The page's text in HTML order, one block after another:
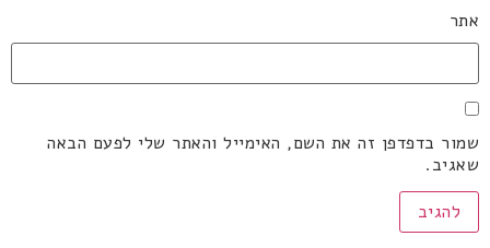
אתר
שמור בדפדפן זה את השם, האימייל והאתר שלי לפעם הבאה
שאגיב.